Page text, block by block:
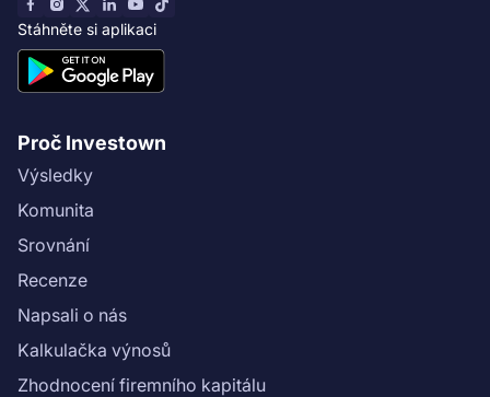
Stáhněte si aplikaci
Proč Investown
Výsledky
Komunita
Srovnání
Recenze
Napsali o nás
Kalkulačka výnosů
Zhodnocení firemního kapitálu